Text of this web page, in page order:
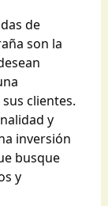
de
son la
clientes.
y
inversión
busque
y